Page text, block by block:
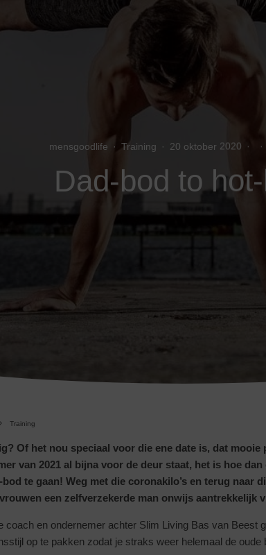
mensgoodlife · Training · 20 oktober 2020 · ·
Dad-bod to
Training
Of het nou speciaal voor die ene date is, dat
van 2021 al bijna voor de deur staat, het is hoe
te gaan! Weg met die coronakilo’s en terug naar
een zelfverzekerde man onwijs aantrekkelijk
coach en ondernemer achter Slim Living Bas van Beest
op te pakken zodat je straks weer helemaal de oude